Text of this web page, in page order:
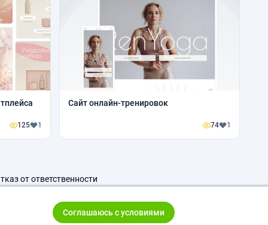
125 1
Сайт онлайн-тренировок
74 1
от ответственности
Соглашаюсь с условиями